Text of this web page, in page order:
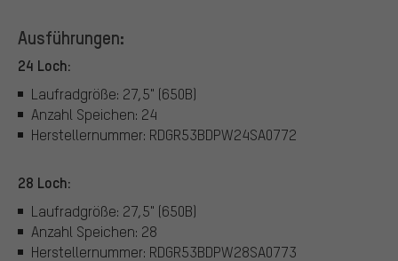
Ausführungen:
24 Loch:
Laufradgröße: 27,5" (650B)
Anzahl Speichen: 24
Herstellernummer: RDGR53BDPW24SA0772
28 Loch:
Laufradgröße: 27,5" (650B)
Anzahl Speichen: 28
Herstellernummer: RDGR53BDPW28SA0773